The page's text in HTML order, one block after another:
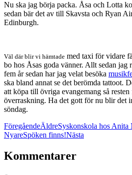
Nu ska jag börja packa. Åsa och Lotta
sedan bär det av till Skavsta och Ryan
Edinburgh.
Väl där blir vi hämtade med taxi för vidare
bo hos Åsas goda vänner. Allt sedan jag
fem år sedan har jag velat besöka
ska bland annat se det berömda tattoot.
att köpa till övriga evangemang så
överraskning. Ha det gott för nu blir det
söndag.
FöregåendeÄldreSyskonskola hos Anita
NyareSpöken finns!Nästa
Kommentarer